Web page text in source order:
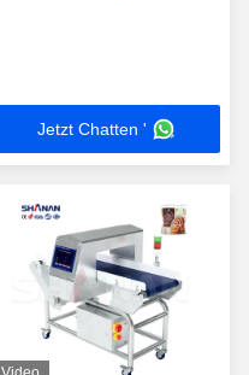
Jetzt Chatten '